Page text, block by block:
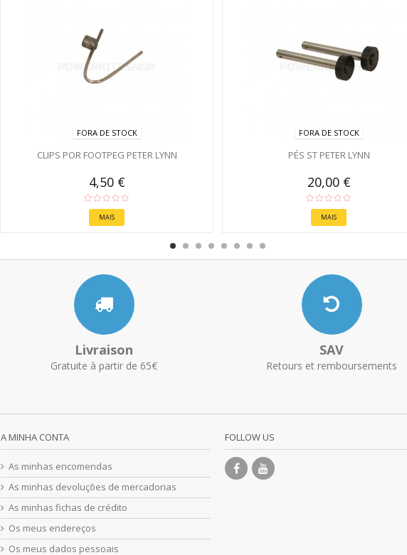
FORA DE STOCK
CLIPS POR FOOTPEG PETER LYNN
4,50 €
MAIS
FORA DE STOCK
PÉS ST PETER LYNN
20,00 €
MAIS
Livraison
Gratuite à partir de 65€
SAV
Retours et remboursements
A MINHA CONTA
As minhas encomendas
As minhas devoluções de mercadorias
As minhas fichas de crédito
Os meus endereços
Os meus dados pessoais
FOLLOW US